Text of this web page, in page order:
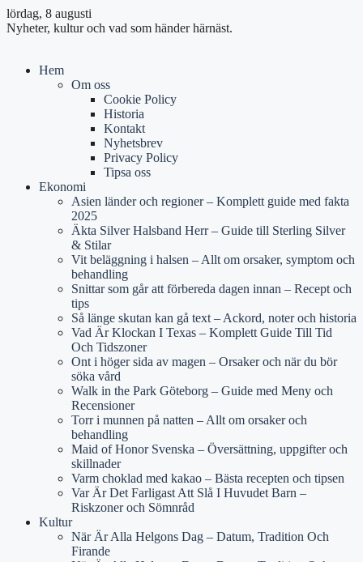
lördag, 8 augusti
Nyheter, kultur och vad som händer härnäst.
Hem
Om oss
Cookie Policy
Historia
Kontakt
Nyhetsbrev
Privacy Policy
Tipsa oss
Ekonomi
Asien länder och regioner – Komplett guide med fakta
2025
Äkta Silver Halsband Herr – Guide till Sterling Silver
& Stilar
Vit beläggning i halsen – Allt om orsaker, symptom och
behandling
Snittar som går att förbereda dagen innan – Recept och
tips
Så länge skutan kan gå text – Ackord, noter och historia
Vad Är Klockan I Texas – Komplett Guide Till Tid
Och Tidszoner
Ont i höger sida av magen – Orsaker och när du bör
söka vård
Walk in the Park Göteborg – Guide med Meny och
Recensioner
Torr i munnen på natten – Allt om orsaker och
behandling
Maid of Honor Svenska – Översättning, uppgifter och
skillnader
Varm choklad med kakao – Bästa recepten och tipsen
Var Är Det Farligast Att Slå I Huvudet Barn –
Riskzoner och Sömnråd
Kultur
När Är Alla Helgons Dag – Datum, Tradition Och
Firande